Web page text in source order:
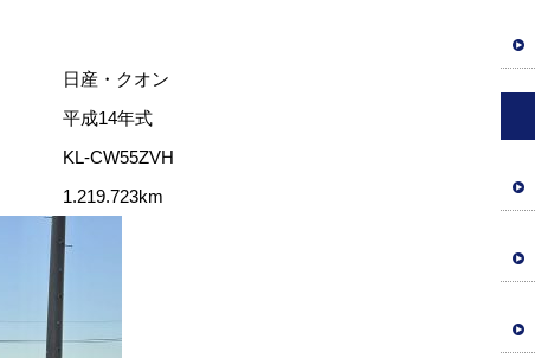
日産・クオン
平成14年式
KL-CW55ZVH
1.219.723km